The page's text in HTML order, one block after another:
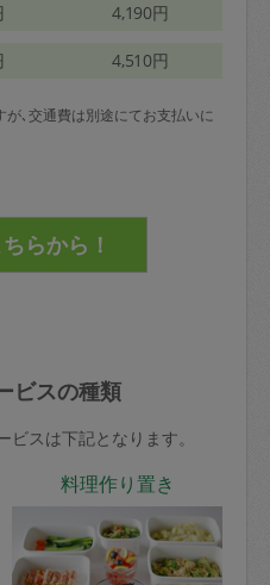
4,190円
4,510円
､交通費は別途にてお支払いに
ビスの種類
スは下記となります。
料理作り置き